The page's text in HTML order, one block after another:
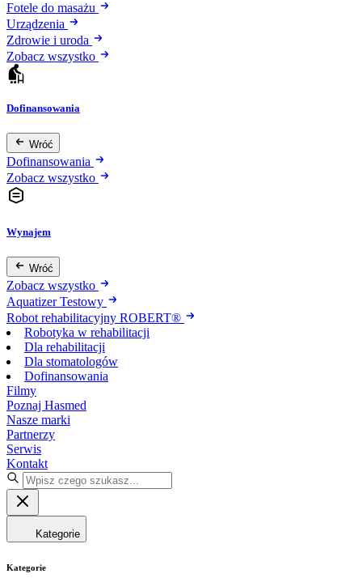
Fotele do masażu
Urządzenia
Zdrowie i uroda
Zobacz wszystko
Dofinansowania
Wróć
Dofinansowania
Zobacz wszystko
Wynajem
Wróć
Zobacz wszystko
Aquatizer Testowy
Robot rehabilitacyjny ROBERT®
Robotyka w rehabilitacji
Dla rehabilitacji
Dla stomatologów
Dofinansowania
Filmy
Poznaj Hasmed
Nasze marki
Partnerzy
Serwis
Kontakt
Kategorie
Kategorie